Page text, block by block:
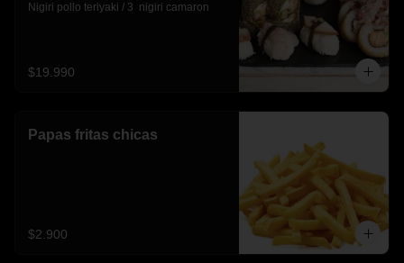
Nigiri pollo teriyaki / 3  nigiri camaron
$19.990
Papas fritas chicas
$2.900